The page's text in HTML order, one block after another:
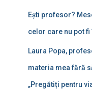
Ești profesor?
celor care nu pot
Laura Popa,
materia mea fără
„Pregătiți pentru